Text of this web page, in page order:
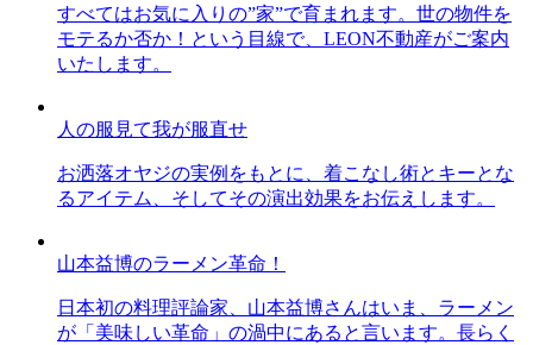
すべてはお気に入りの”家”で育まれます。世の物件を
モテるか否か！という目線で、LEON不動産がご案内
いたします。
人の服見て我が服直せ
お洒落オヤジの実例をもとに、着こなし術とキーとな
るアイテム、そしてその演出効果をお伝えします。
山本益博のラーメン革命！
日本初の料理評論家、山本益博さんはいま、ラーメン
が「美味しい革命」の渦中にあると言います。長らく